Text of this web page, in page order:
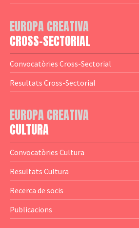
— Logotips
— Notícies
— Publicacions
— Guies MEDIA
— Altres Guies
— Presentacions
— Estudis
EUROPA CREATIVA
CROSS-SECTORIAL
Convocatòries Cross-Sectorial
Resultats Cross-Sectorial
EUROPA CREATIVA
CULTURA
Convocatòries Cultura
Resultats Cultura
Recerca de socis
Publicacions